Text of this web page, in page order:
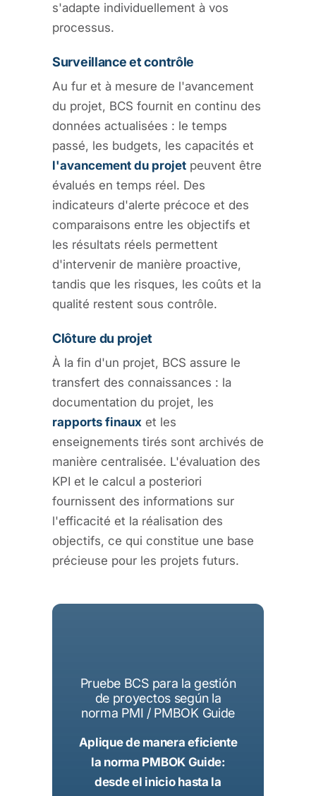
s'adapte individuellement à vos
processus.
Surveillance et contrôle
Au fur et à mesure de l'avancement
du projet, BCS fournit en continu des
données actualisées : le temps
passé, les budgets, les capacités et
l'avancement du projet peuvent être
évalués en temps réel. Des
indicateurs d'alerte précoce et des
comparaisons entre les objectifs et
les résultats réels permettent
d'intervenir de manière proactive,
tandis que les risques, les coûts et la
qualité restent sous contrôle.
Clôture du projet
À la fin d'un projet, BCS assure le
transfert des connaissances : la
documentation du projet, les
rapports finaux et les
enseignements tirés sont archivés de
manière centralisée. L'évaluation des
KPI et le calcul a posteriori
fournissent des informations sur
l'efficacité et la réalisation des
objectifs, ce qui constitue une base
précieuse pour les projets futurs.
Pruebe BCS para la gestión
de proyectos según la
norma PMI / PMBOK Guide
Aplique de manera eficiente
la norma PMBOK Guide:
desde el inicio hasta la